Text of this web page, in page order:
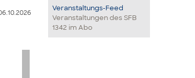
Veranstaltungs-Feed
Veranstaltungen des SFB
1342 im Abo